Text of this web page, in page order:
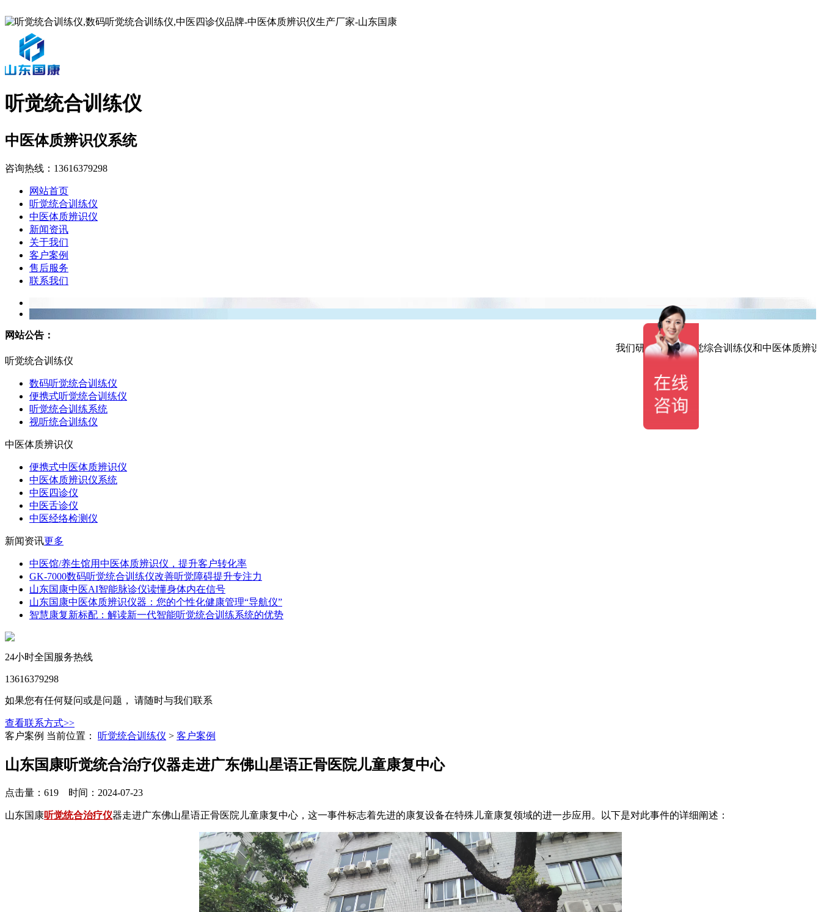
听觉统合训练仪
中医体质辨识仪系统
咨询热线： 13616379298
网站首页
听觉统合训练仪
中医体质辨识仪
新闻资讯
关于我们
客户案例
售后服务
联系我们
网站公告：
我们研发生产的听觉综合训练仪和中医体质辨识
听觉统合训练仪
数码听觉统合训练仪
便携式听觉统合训练仪
听觉统合训练系统
视听统合训练仪
中医体质辨识仪
便携式中医体质辨识仪
中医体质辨识仪系统
中医四诊仪
中医舌诊仪
中医经络检测仪
新闻资讯更多
中医馆/养生馆用中医体质辨识仪，提升客户转化率
GK-7000数码听觉统合训练仪改善听觉障碍提升专注力
山东国康中医AI智能脉诊仪读懂身体内在信号
山东国康中医体质辨识仪器：您的个性化健康管理“导航仪”
智慧康复新标配：解读新一代智能听觉统合训练系统的优势
24小时全国服务热线
13616379298
如果您有任何疑问或是问题， 请随时与我们联系
查看联系方式>>
客户案例 当前位置： 听觉统合训练仪 > 客户案例
山东国康听觉统合治疗仪器走进广东佛山星语正骨医院儿童康复中心
点击量：619 时间：2024-07-23
山东国康听觉统合治疗仪器走进广东佛山星语正骨医院儿童康复中心，这一事件标志着先进的康复设备在特殊儿童康复领域的进一步应用。以下是对此事件的详细阐述：